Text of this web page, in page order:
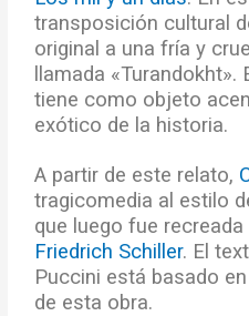
transposición cultural
original a una fría y
llamada
tiene como objeto
exótico de la historia.
A partir de este relato,
tragicomedia al estilo
que luego fue
Friedrich Schiller. El
Puccini está basado
de esta obra.